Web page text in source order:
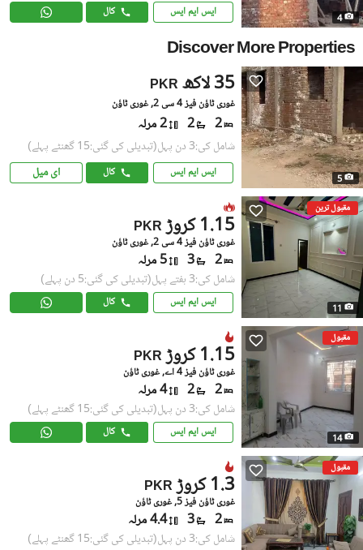
4 ایس ایم ایس کال
Discover More Properties
5
PKR 35 لاکھ
غوری ٹاؤن فیز 4 سی 2, غوری ٹاؤن
2
2 2 مرلہ
شامل کی:3 دن پہل (تبدیلی کی گئی:15 گھنٹے پہلے)
ایس ایم ایس کال ای میل
مقبول ترین
11
PKR 1.15 کروڑ
غوری ٹاؤن فیز 4 سی 2, غوری ٹاؤن
2
3 5 مرلہ
شامل کی:3 ہفتے پہل (تبدیلی کی گئی:5 دن پہلے)
ایس ایم ایس کال
مقبول
14
PKR 1.15 کروڑ
غوری ٹاؤن فیز 4 اے, غوری ٹاؤن
2
2 4 مرلہ
شامل کی:3 دن پہل (تبدیلی کی گئی:15 گھنٹے پہلے)
ایس ایم ایس کال
مقبول
PKR 1.3 کروڑ
غوری ٹاؤن فیز 5, غوری ٹاؤن
2
3 4.4 مرلہ
شامل کی:3 دن پہل (تبدیلی کی گئی:15 گھنٹے پہلے)